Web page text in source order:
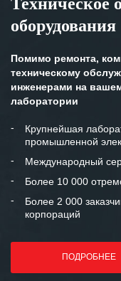
и
оборудования
Помимо ремонта,
техническому
инженерами на
лаборатории
Крупнейшая
промышленной
Международный
Более 10 000
Более 2 000
корпораций
ПОДРОБНЕЕ